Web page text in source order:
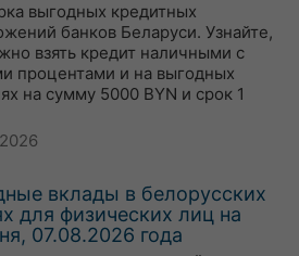
выгодных кредитных
банков Беларуси. Узнайте,
взять кредит наличными с
процентами и на выгодных
на сумму 5000 BYN и срок 1
вклады в белорусских
для физических лиц на
07.08.2026 года